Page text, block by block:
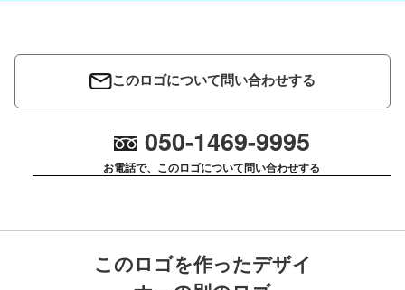
このロゴについて問い合わせする
050-1469-9995
お電話で、このロゴについて問い合わせする
このロゴを作ったデザイ